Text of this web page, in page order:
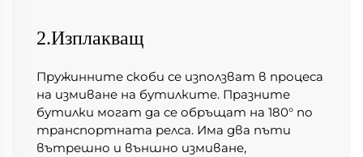
2.Изплакващ
Пружинните скоби се използват в процеса
на измиване на бутилките. Празните
бутилки могат да се обръщат на 180° по
транспортната релса. Има два пъти
вътрешно и външно измиване,